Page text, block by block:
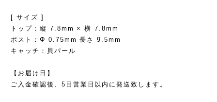
[ サイズ ]
トップ：縦 7.8mm × 横 7.8mm
ポスト：Φ 0.75mm 長さ 9.5mm
キャッチ：貝パール
【お届け日】
ご入金確認後、5日営業日以内に発送致します。